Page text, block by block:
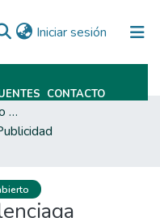
Iniciar sesión (current)
CONTACTO
Trabajos Finales De Grado Y Posgrado